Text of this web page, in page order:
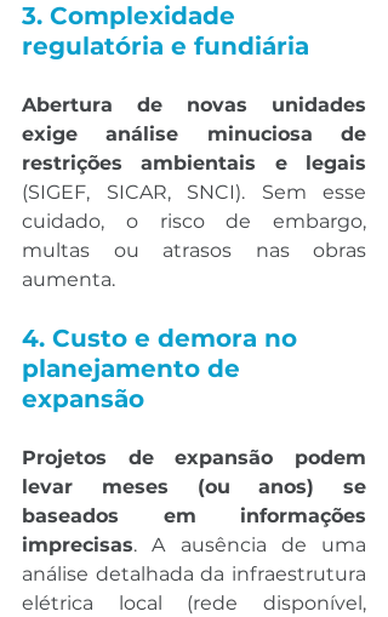
3. Complexidade
regulatória e fundiária
Abertura de novas unidades
exige análise minuciosa de
restrições ambientais e legais
(SIGEF, SICAR, SNCI). Sem esse
cuidado, o risco de embargo,
multas ou atrasos nas obras
aumenta.
4. Custo e demora no
planejamento de
expansão
Projetos de expansão podem
levar meses (ou anos) se
baseados em informações
imprecisas. A ausência de uma
análise detalhada da infraestrutura
elétrica local (rede disponível,